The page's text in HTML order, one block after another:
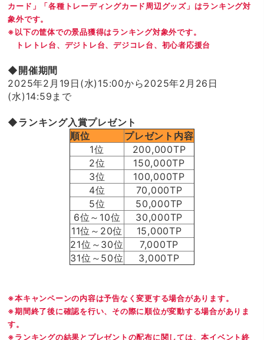
カード」「各種トレーディングカード周辺グッズ」はランキング対
象外です。
※以下の筐体での景品獲得はランキング対象外です。
トレトレ台、デジトレ台、デジコレ台、初心者応援台
◆開催期間
2025年2月19日(水)15:00から2025年2月26日
(水)14:59まで
◆ランキング入賞プレゼント
順位
プレゼント内容
1位
200,000TP
2位
150,000TP
3位
100,000TP
4位
70,000TP
5位
50,000TP
6位～10位
30,000TP
11位～20位
15,000TP
21位～30位
7,000TP
31位～50位
3,000TP
※本キャンペーンの内容は予告なく変更する場合があります。
※期間終了後に確認を行い、その際に順位が変動する場合がありま
す。
※ランキングの結果とプレゼントの配布に関しては、本イベント終